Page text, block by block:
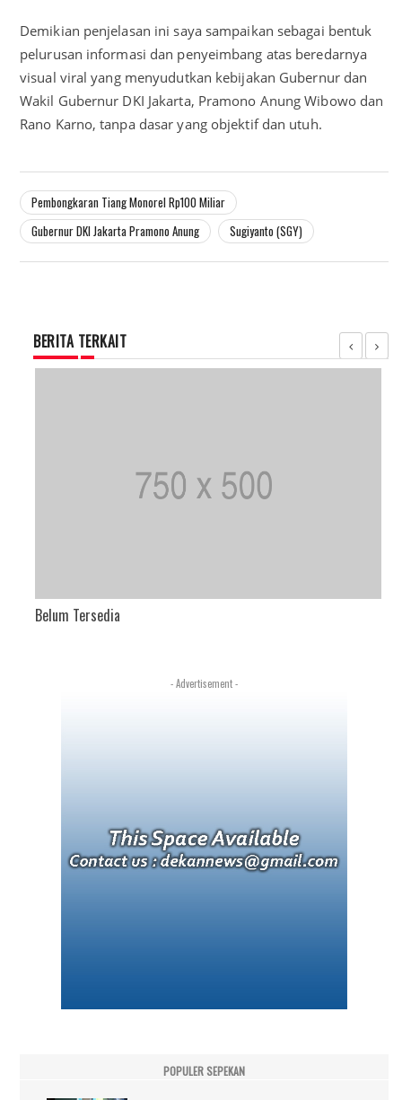
Demikian penjelasan ini saya sampaikan sebagai bentuk
pelurusan informasi dan penyeimbang atas beredarnya
visual viral yang menyudutkan kebijakan Gubernur dan
Wakil Gubernur DKI Jakarta, Pramono Anung Wibowo dan
Rano Karno, tanpa dasar yang objektif dan utuh.
Pembongkaran Tiang Monorel Rp100 Miliar
Gubernur DKI Jakarta Pramono Anung
Sugiyanto (SGY)
BERITA TERKAIT
Belum Tersedia
- Advertisement -
POPULER SEPEKAN